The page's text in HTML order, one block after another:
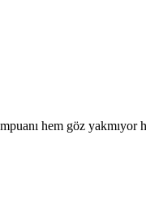
hem göz yakmıyor